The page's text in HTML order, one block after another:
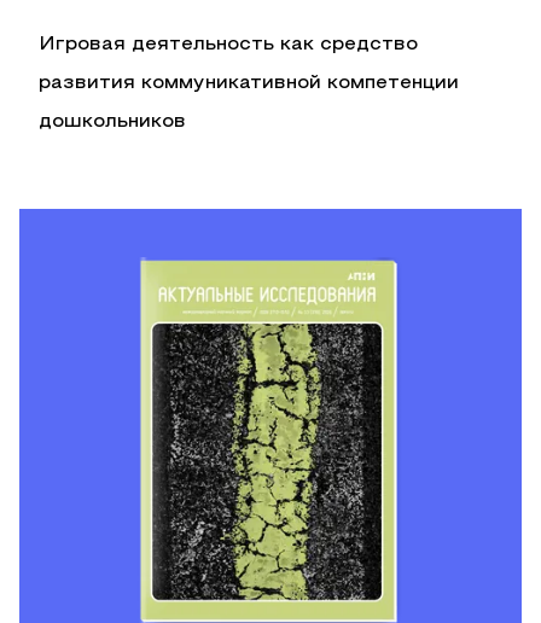
Игровая деятельность как средство
развития коммуникативной компетенции
дошкольников